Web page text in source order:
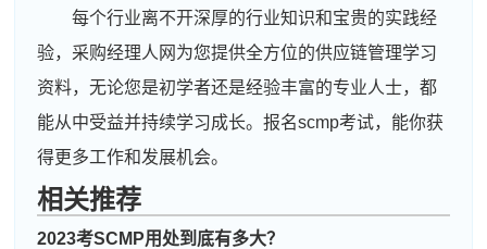
每个行业离不开深厚的行业知识和宝贵的实践经
验，采购经理人网为您提供全方位的供应链管理学习
资料，无论您是初学者还是经验丰富的专业人士，都
能从中受益并持续学习成长。报名scmp考试，能你获
得更多工作和发展机会。
相关推荐
2023考SCMP用处到底有多大？
周**
刘** 137****2106